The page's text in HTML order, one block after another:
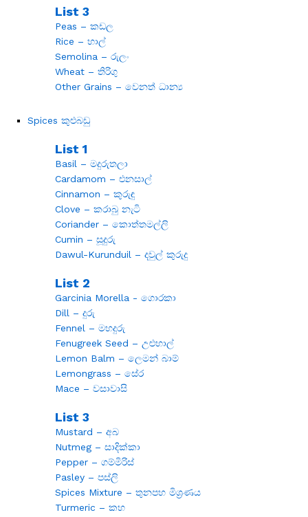
List 3
Peas – කඩල
Rice – හාල්
Semolina – රුලං
Wheat – තිරිගු
Other Grains – වෙනත් ධාන්‍ය
Spices කුළුබඩු
List 1
Basil – මදුරුතලා
Cardamom – එනසාල්
Cinnamon – කුරුඳු
Clove – කරාබු නැටි
Coriander – කොත්තමල්ලි
Cumin – සූදුරු
Dawul-Kurunduil – දවුල් කුරුදු
List 2
Garcinia Morella - ගොරකා
Dill – දුරු
Fennel – මහදුරු
Fenugreek Seed – උළුහාල්
Lemon Balm – ලෙමන් බාම්
Lemongrass – සේර
Mace – වසාවාසි
List 3
Mustard – අබ
Nutmeg – සාදික්කා
Pepper – ගම්මිරිස්
Pasley – පස්ලි
Spices Mixture – තුනපහ මිශ්‍රණය
Turmeric – කහ